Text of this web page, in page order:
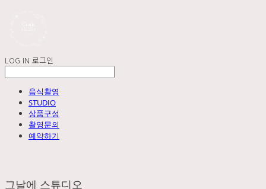
LOG IN 로그인
음식촬영
STUDIO
상품구성
촬영문의
예약하기
그날에 스튜디오